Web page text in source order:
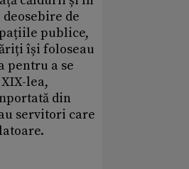
de
publice,
își foloseau
pentru a se
lea,
din
servitori care